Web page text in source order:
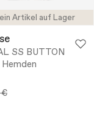
Artikel auf Lager
SS BUTTON